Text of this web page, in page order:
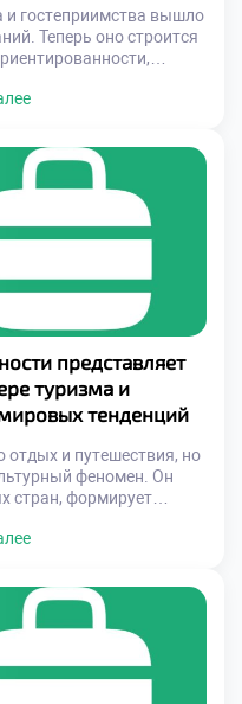
и гостеприимства вышло
Теперь оно строится
включая наш
соответствовать
способных
в любой точке мира.
программ […]
представляет
туризма и
тенденций
отдых и путешествия, но
феномен. Он
стран, формирует
с возможностями
уровень конкуренции
Именно поэтому
должны быть […]